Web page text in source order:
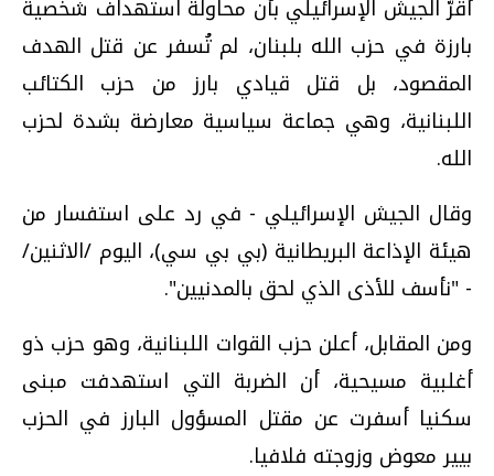
أقرّ الجيش الإسرائيلي بأن محاولة استهداف شخصية
بارزة في حزب الله بلبنان، لم تُسفر عن قتل الهدف
المقصود، بل قتل قيادي بارز من حزب الكتائب
اللبنانية، وهي جماعة سياسية معارضة بشدة لحزب
الله.
وقال الجيش الإسرائيلي - في رد على استفسار من
هيئة الإذاعة البريطانية (بي بي سي)، اليوم /الاثنين/
- "نأسف للأذى الذي لحق بالمدنيين".
ومن المقابل، أعلن حزب القوات اللبنانية، وهو حزب ذو
أغلبية مسيحية، أن الضربة التي استهدفت مبنى
سكنيا أسفرت عن مقتل المسؤول البارز في الحزب
بيير معوض وزوجته فلافيا.